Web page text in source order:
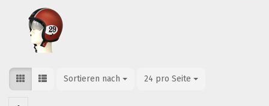
Sortieren nach
Sortieren nach 24 pro Seite
pro Seite